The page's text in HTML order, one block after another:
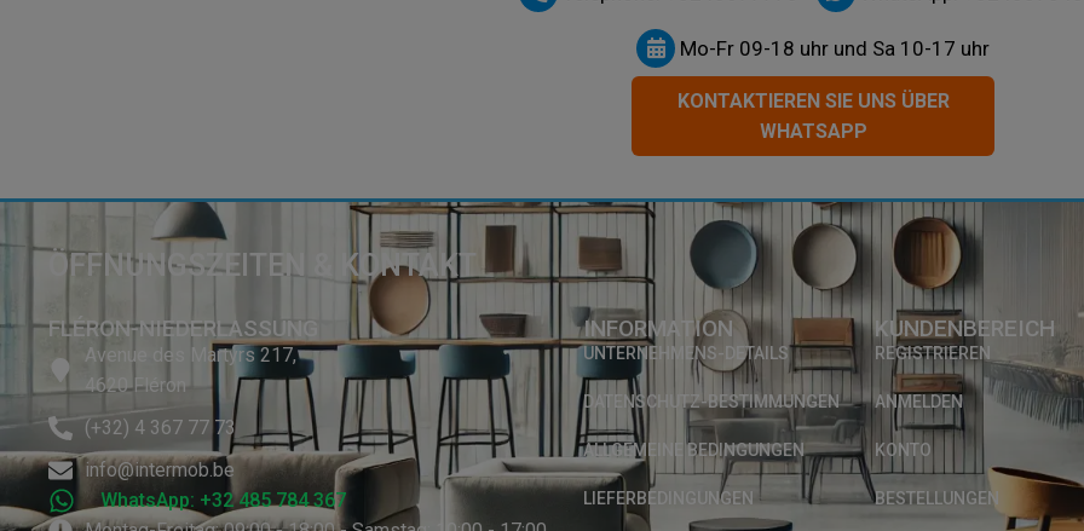
Mo-Fr 09-18 uhr und Sa 10-17 uhr
KONTAKTIEREN SIE UNS ÜBER
WHATSAPP
ÖFFNUNGSZEITEN & KONTAKT
FLÉRON-NIEDERLASSUNG
Avenue des Martyrs 217,
4620 Fléron
(+32) 4 367 77 73
info@intermob.be
WhatsApp: +32 485 784 367
INFORMATION
UNTERNEHMENS-DETAILS
DATENSCHUTZ-BESTIMMUNGEN
ALLGEMEINE BEDINGUNGEN
LIEFERBEDINGUNGEN
KUNDENBEREICH
REGISTRIEREN
ANMELDEN
KONTO
BESTELLUNGEN